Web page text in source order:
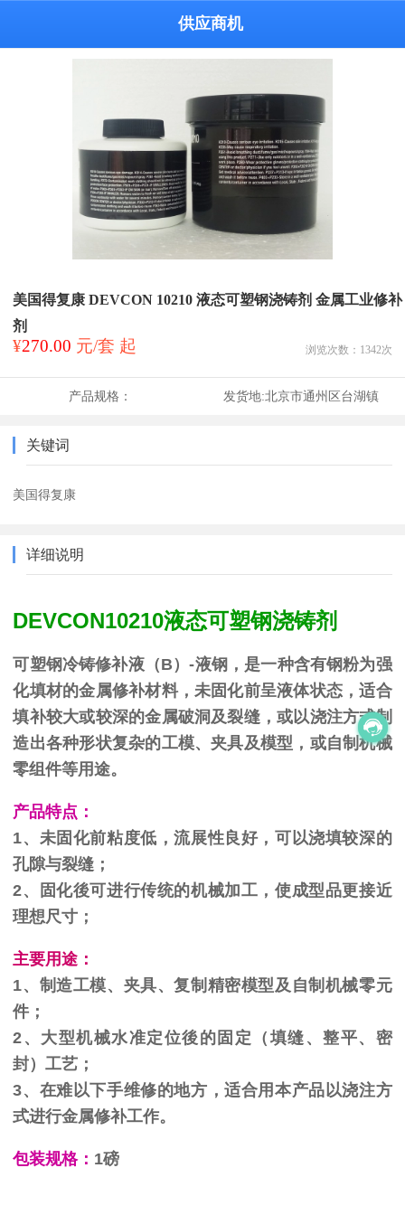
供应商机
美国得复康 DEVCON 10210 液态可塑钢浇铸剂 金属工业修补
剂
¥270.00 元/套 起 浏览次数： 1342次
产品规格： 发货地:北京市通州区台湖镇
关键词
美国得复康
详细说明
DEVCON10210液态可塑钢浇铸剂
可塑钢冷铸修补液（B）-液钢，是一种含有钢粉为强
化填材的金属修补材料，未固化前呈液体状态，适合
填补较大或较深的金属破洞及裂缝，或以浇注方式制
造出各种形状复杂的工模、夹具及模型，或自制机械
零组件等用途。
产品特点：
1、未固化前粘度低，流展性良好，可以浇填较深的
孔隙与裂缝；
2、固化後可进行传统的机械加工，使成型品更接近
理想尺寸；
主要用途：
1、制造工模、夹具、复制精密模型及自制机械零元
件；
2、大型机械水准定位後的固定（填缝、整平、密
封）工艺；
3、在难以下手维修的地方，适合用本产品以浇注方
式进行金属修补工作。
包装规格： 1磅